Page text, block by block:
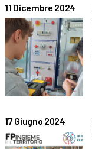
11 Dicembre 2024
17 Giugno 2024